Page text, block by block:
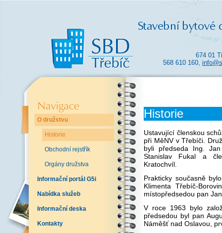
674 01
568 610 160,
O družstvu
Historie
Obchodní rejstřík
Orgány družstva
Informační portál G5i
Nabídka služeb
Informační deska
Kontakty
Historie
Ustavující členskou
při MěNV v Třebíči.
byli předseda Ing.
Stanislav Fukal a
Kratochvíl.
Prakticky současně
Klimenta Třebíč-
místopředsedou pan
V roce 1963 bylo
předsedou byl pan
Náměšť nad Oslavou,